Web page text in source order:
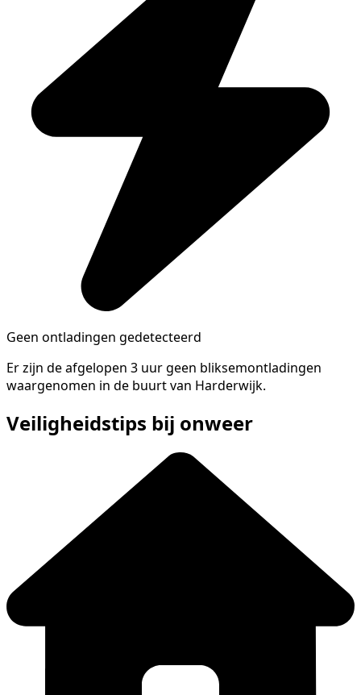
Geen ontladingen gedetecteerd
Er zijn de afgelopen 3 uur geen bliksemontladingen
waargenomen in de buurt van Harderwijk.
Veiligheidstips bij onweer